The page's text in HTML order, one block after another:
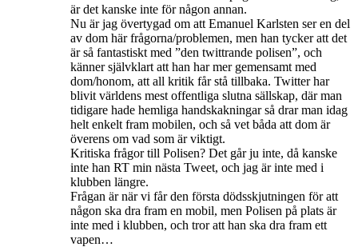
är det kanske inte för någon annan.
Nu är jag övertygad om att Emanuel Karlsten ser en del
av dom här frågorna/problemen, men han tycker att det
är så fantastiskt med ”den twittrande polisen”, och
känner självklart att han har mer gemensamt med
dom/honom, att all kritik får stå tillbaka. Twitter har
blivit världens mest offentliga slutna sällskap, där man
tidigare hade hemliga handskakningar så drar man idag
helt enkelt fram mobilen, och så vet båda att dom är
överens om vad som är viktigt.
Kritiska frågor till Polisen? Det går ju inte, då kanske
inte han RT min nästa Tweet, och jag är inte med i
klubben längre.
Frågan är när vi får den första dödsskjutningen för att
någon ska dra fram en mobil, men Polisen på plats är
inte med i klubben, och tror att han ska dra fram ett
vapen…